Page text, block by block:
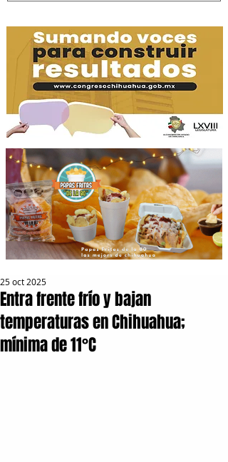
Entra frente frío y bajan
temperaturas en Chihuahua;
mínima de 11°C
25 oct 2025